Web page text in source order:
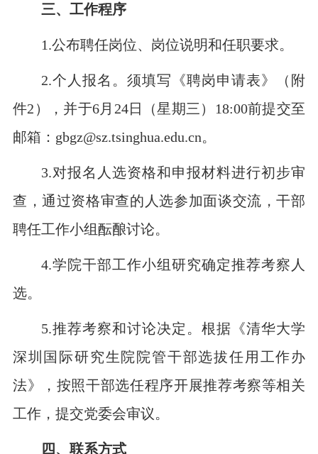
三、工作程序
1.公布聘任岗位、岗位说明和任职要求。
2.个人报名。须填写《聘岗申请表》（附
件2），并于6月24日（星期三）18:00前提交至
邮箱：gbgz@sz.tsinghua.edu.cn。
3.对报名人选资格和申报材料进行初步审
查，通过资格审查的人选参加面谈交流，干部
聘任工作小组酝酿讨论。
4.学院干部工作小组研究确定推荐考察人
选。
5.推荐考察和讨论决定。根据《清华大学
深圳国际研究生院院管干部选拔任用工作办
法》，按照干部选任程序开展推荐考察等相关
工作，提交党委会审议。
四、联系方式